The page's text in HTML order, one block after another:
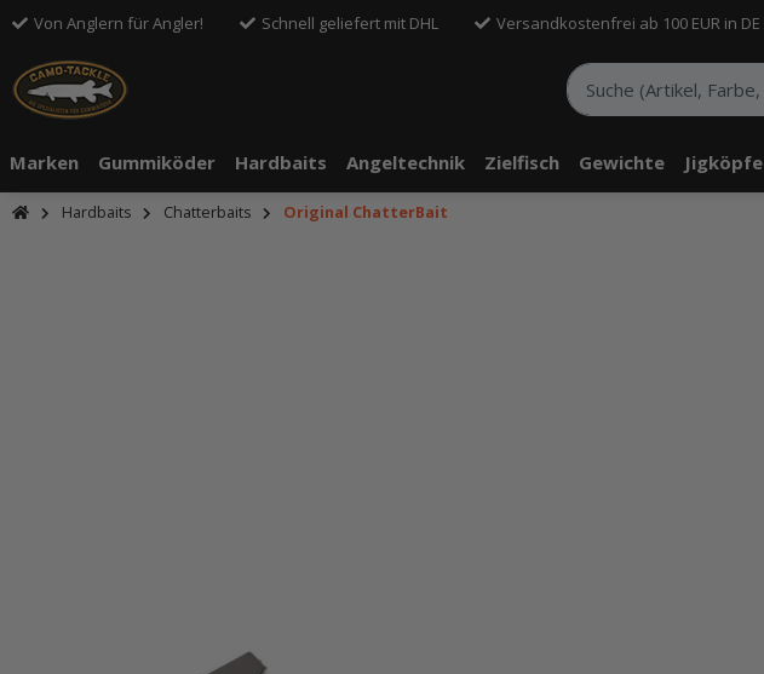
Von Anglern für Angler! Schnell geliefert mit DHL Versandkostenfrei ab 100 EUR in DE
Marken Gummiköder Hardbaits Angeltechnik Zielfisch Gewichte Jigköpfe
Hardbaits Chatterbaits Original ChatterBait